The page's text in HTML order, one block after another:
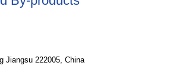
Jiangsu 222005, China